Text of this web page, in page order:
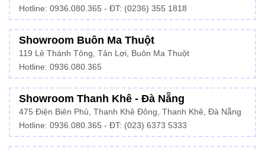
Hotline: 0936.080.365 - ĐT: (0236) 355 1818
Showroom Buôn Ma Thuột
119 Lê Thánh Tông, Tân Lợi, Buôn Ma Thuột
Hotline: 0936.080.365
Showroom Thanh Khê - Đà Nẵng
475 Điện Biên Phủ, Thanh Khê Đông, Thanh Khê, Đà Nẵng
Hotline: 0936.080.365 - ĐT: (023) 6373 5333